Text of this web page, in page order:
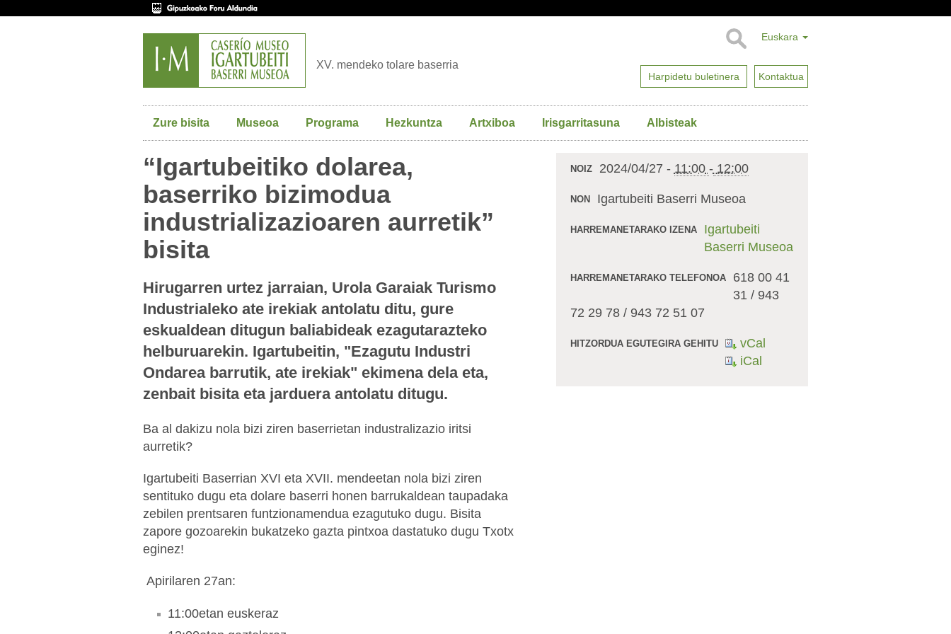
Euskara
Harpidetu buletinera Kontaktua
XV. mendeko tolare baserria
Zure bisita Museoa Programa Hezkuntza Artxiboa Irisgarritasuna Albisteak
“Igartubeitiko dolarea,
baserriko bizimodua
industrializazioaren aurretik”
bisita
Hirugarren urtez jarraian, Urola Garaiak Turismo
Industrialeko ate irekiak antolatu ditu, gure
eskualdean ditugun baliabideak ezagutarazteko
helburuarekin. Igartubeitin, "Ezagutu Industri
Ondarea barrutik, ate irekiak" ekimena dela eta,
zenbait bisita eta jarduera antolatu ditugu.
Ba al dakizu nola bizi ziren baserrietan industralizazio iritsi
aurretik?
Igartubeiti Baserrian XVI eta XVII. mendeetan nola bizi ziren
sentituko dugu eta dolare baserri honen barrukaldean taupadaka
zebilen prentsaren funtzionamendua ezagutuko dugu. Bisita
zapore gozoarekin bukatzeko gazta pintxoa dastatuko dugu Txotx
eginez!
Apirilaren 27an:
11:00etan euskeraz
NOIZ 2024/04/27 - 11:00 - 12:00
NON Igartubeiti Baserri Museoa
HARREMANETARAKO IZENA
Igartubeiti
Baserri Museoa
HARREMANETARAKO TELEFONOA
618 00 41
31 / 943
72 29 78 / 943 72 51 07
HITZORDUA EGUTEGIRA GEHITU
vCal
iCal